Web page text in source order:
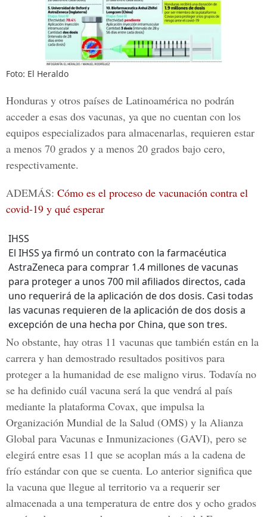
Foto: El Heraldo
Honduras y otros países de Latinoamérica no podrán
acceder a esas dos vacunas, ya que no cuentan con los
equipos especializados para almacenarlas, requieren estar
a menos 70 grados y a menos 20 grados bajo cero,
respectivamente.
ADEMÁS: Cómo es el proceso de vacunación contra el
covid-19 y qué esperar
IHSS
El IHSS ya firmó un contrato con la farmacéutica
AstraZeneca para comprar 1.4 millones de vacunas
para proteger a unos 700 mil afiliados directos, cada
uno requerirá de la aplicación de dos dosis. Casi todas
las vacunas requieren de la aplicación de dos dosis a
excepción de una hecha por China, que son tres.
No obstante, hay otras 11 vacunas que también están en la
carrera y han demostrado resultados positivos para
proteger a la humanidad de ese maligno virus. Todavía no
se ha definido cuál vacuna será la que vendrá al país
mediante la plataforma Covax, que impulsa la
Organización Mundial de la Salud (OMS) y la Alianza
Global para Vacunas e Inmunizaciones (GAVI), pero se
elegirá entre esas 11 que se acoplan más a la cadena de
frío estándar con que se cuenta. Lo anterior significa que
la vacuna que llegue al territorio va a requerir ser
almacenada a una temperatura de entre dos y ocho grados